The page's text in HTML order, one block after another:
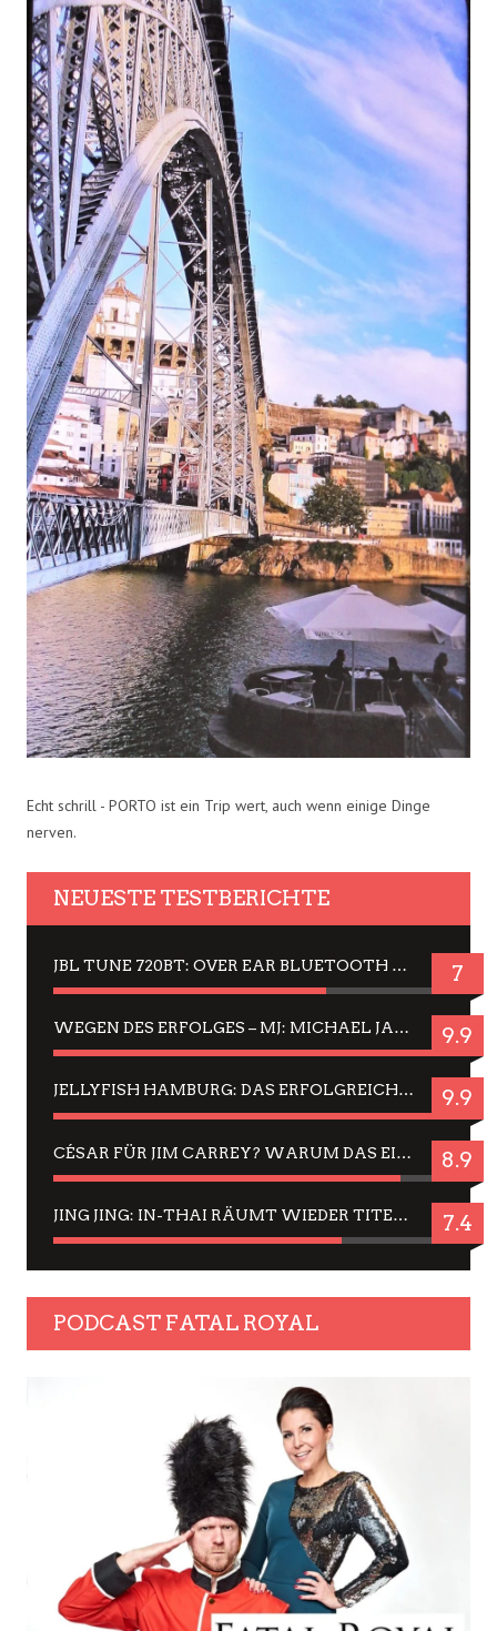
Echt schrill - PORTO ist ein Trip wert, auch wenn einige Dinge
nerven.
NEUESTE TESTBERICHTE
JBL TUNE 720BT: OVER EAR BLUETOOTH KOPFHÖRER UM DIE 50,-€ IM DAUER-TEST 7
WEGEN DES ERFOLGES – MJ: MICHAEL JACKSON MUSICAL IN EINER MATINEE SEHEN 9.9
JELLYFISH HAMBURG: DAS ERFOLGREICHE SOMMER-MENÜ 2025 IN GEFÜHLEN UND BILDERN 9.9
CÉSAR FÜR JIM CARREY? WARUM DAS EINER DER NERVIGSTEN ACTORS IST UND BLEIBT 8.9
JING JING: IN-THAI RÄUMT WIEDER TITEL AB – EIN ZWEI-STUNDEN-ERLEBNISBERICHT 7.4
PODCAST FATAL ROYAL